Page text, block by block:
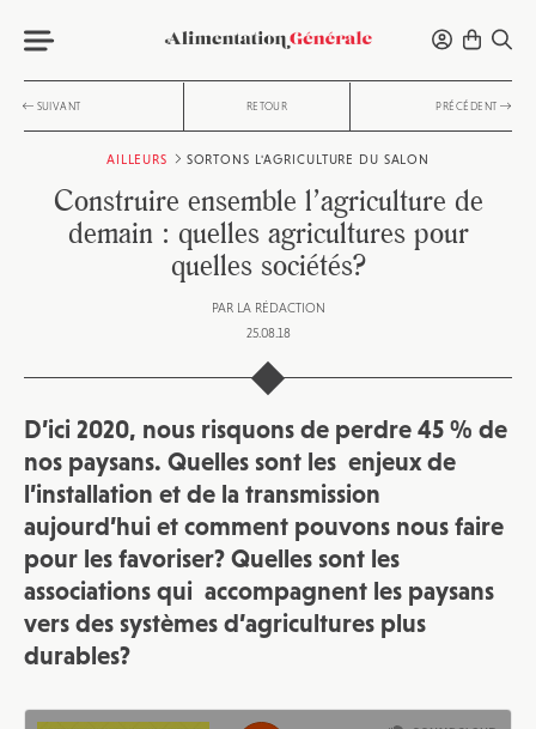
SUIVANT RETOUR PRÉCÉDENT
AILLEURS SORTONS L'AGRICULTURE DU SALON
Construire ensemble l’agriculture de
demain : quelles agricultures pour
quelles sociétés?
PAR LA RÉDACTION
25.08.18
D’ici 2020, nous risquons de perdre 45 % de
nos paysans. Quelles sont les enjeux de
l’installation et de la transmission
aujourd’hui et comment pouvons nous faire
pour les favoriser? Quelles sont les
associations qui accompagnent les paysans
vers des systèmes d’agricultures plus
durables?